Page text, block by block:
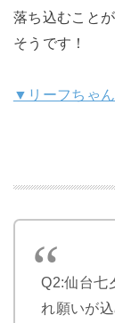
落ち込むこと
そうです！
▼リーフちゃ
Q2:仙台七
れ願いが